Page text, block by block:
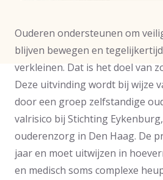
Ouderen ondersteunen om
blijven bewegen en
verkleinen. Dat is het doel van
Deze uitvinding wordt bij wijze
door een groep zelfstandige
valrisico bij Stichting
ouderenzorg in Den Haag. De
jaar en moet uitwijzen in
en medisch soms complexe